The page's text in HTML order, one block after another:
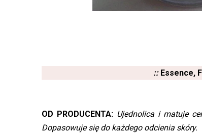
:: Essence,
OD PRODUCENTA: Ujednolica i matuje
Dopasowuje się do każdego odcienia skóry.